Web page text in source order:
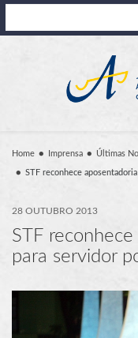
Home Imprensa Últimas
STF reconhece
28 OUTUBRO 2013
STF
para servidor